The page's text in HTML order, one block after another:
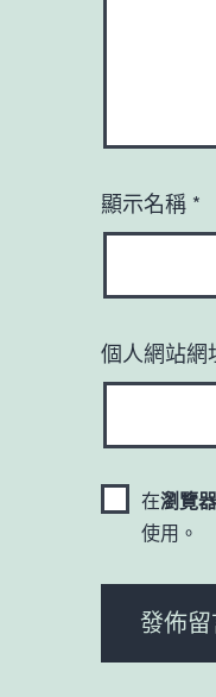
顯示名稱 *
個人網站網
在瀏覽器
使用。